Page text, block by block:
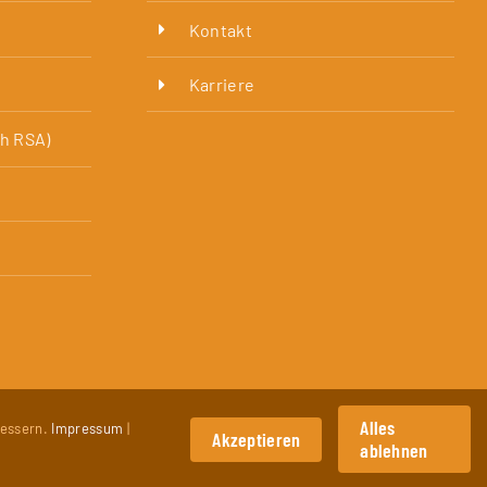
RSA)
Kontakt
Karriere
Impressum |
Akzeptieren
Alles
ablehnen